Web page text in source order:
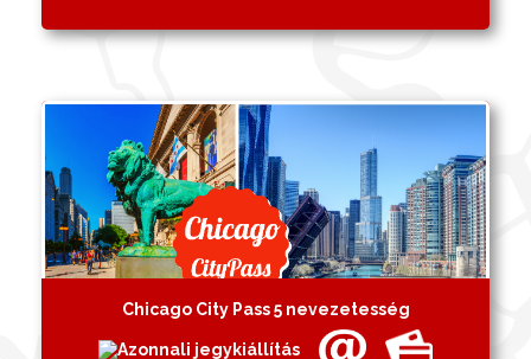
Chicago City Pass 5 nevezetesség